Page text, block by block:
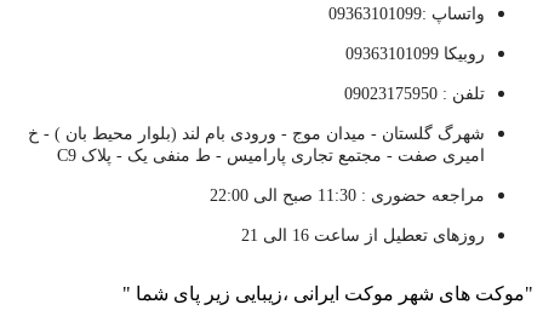
واتساپ :09363101099
روبیکا 09363101099
تلفن : 09023175950
شهرگ گلستان - میدان موج - ورودی بام لند (بلوار محیط بان ) - خ
امیری صفت - مجتمع تجاری پارامیس - ط منفی یک - پلاک C9
مراجعه حضوری : 11:30 صبح الی 22:00
روزهای تعطیل از ساعت 16 الی 21
"موکت های شهر موکت ایرانی ،زیبایی زیر پای شما "